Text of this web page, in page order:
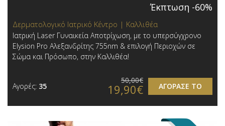
Έκπτωση -60%
Δερματολογικό Ιατρικό Κέντρο | Καλλιθέα
Ιατρική Laser Γυναικεία Αποτρίχωση, με το υπερσύγχρονο
Elysion Pro Αλεξανδρίτης 755nm & επιλογή Περιοχών σε
Σώμα και Πρόσωπο, στην Καλλιθέα!
Αγορές: 35 ΑΓΟΡΑΣΕ ΤΟ
50,00€
19,90€